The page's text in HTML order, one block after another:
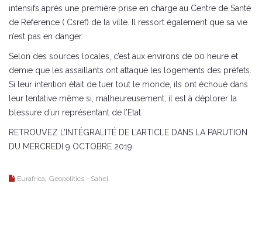
intensifs après une première prise en charge au Centre de Santé
de Reference ( Csref) de la ville. Il ressort également que sa vie
n’est pas en danger.
Selon des sources locales, c’est aux environs de 00 heure et
demie que les assaillants ont attaqué les logements des préfets.
Si leur intention était de tuer tout le monde, ils ont échoué dans
leur tentative même si, malheureusement, il est à déplorer la
blessure d’un représentant de l’Etat.
RETROUVEZ L’INTÉGRALITÉ DE L’ARTICLE DANS LA PARUTION
DU MERCREDI 9 OCTOBRE 2019
Eurafrica Geopolitics - Sahel